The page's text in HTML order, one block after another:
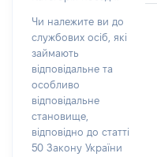
Чи належите ви до
службових осіб, які
займають
відповідальне та
особливо
відповідальне
становище,
відповідно до статті
50 Закону України